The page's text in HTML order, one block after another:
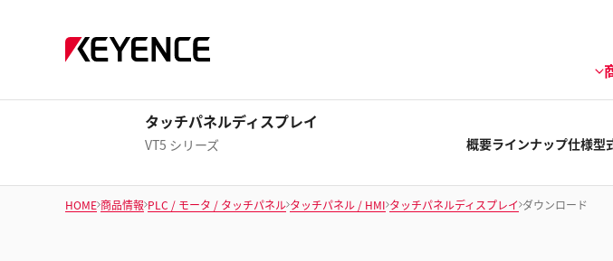
タッチパネルディスプレイ
VT5 シリーズ 概要ラインナップ仕様型
HOME 商品情報 PLC / モータ / タッチパネル タッチパネル / HMI タッチパネルディスプレイ ダウンロード